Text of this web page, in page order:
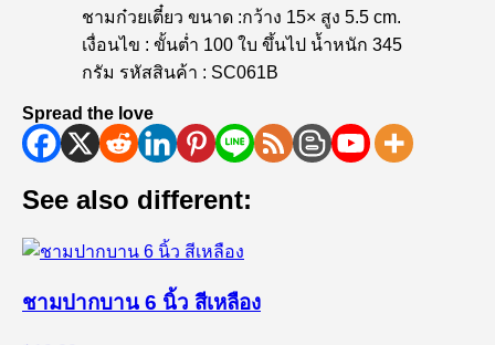
ชามก๋วยเตี๋ยว ขนาด :กว้าง 15× สูง 5.5 cm.
เงื่อนไข : ขั้นต่ำ 100 ใบ ขึ้นไป น้ำหนัก 345
กรัม รหัสสินค้า : SC061B
Spread the love
See also different:
ชามปากบาน 6 นิ้ว สีเหลือง